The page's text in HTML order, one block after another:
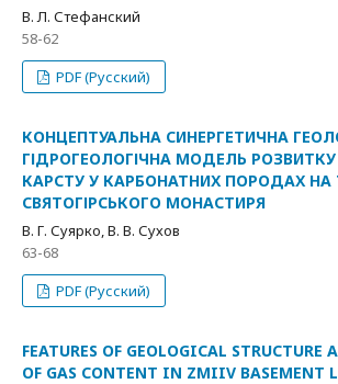
В. Л. Стефанский
58-62
PDF (Русский)
КОНЦЕПТУАЛЬНА СИНЕРГЕТИЧНА
ГІДРОГЕОЛОГІЧНА МОДЕЛЬ РОЗВИТКУ
КАРСТУ У КАРБОНАТНИХ ПОРОДАХ НА
СВЯТОГІРСЬКОГО МОНАСТИРЯ
В. Г. Суярко, В. В. Сухов
63-68
PDF (Русский)
FEATURES OF GEOLOGICAL STRUCTURE
OF GAS CONTENT IN ZMIIV BASEMENT